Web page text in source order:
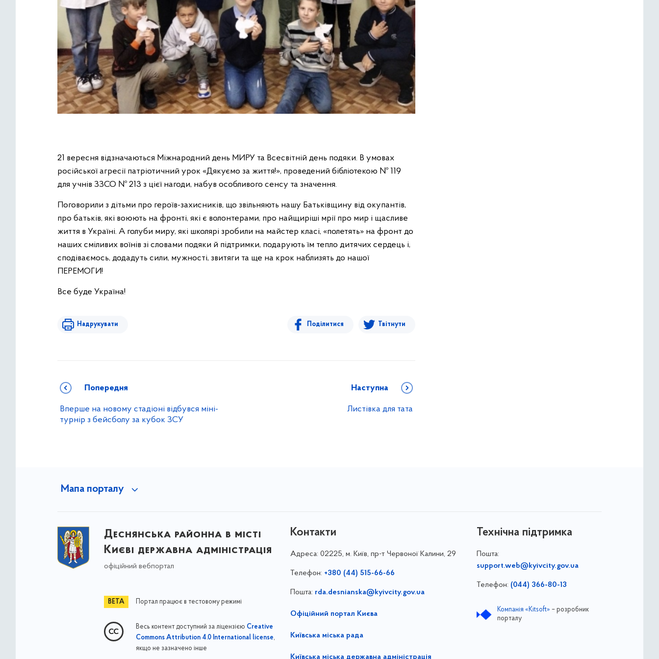
21 вересня відзначаються Міжнародний день МИРУ та Всесвітній день подяки. В умовах
російської агресії патріотичний урок «Дякуємо за життя!», проведений бібліотекою № 119
для учнів ЗЗСО № 213 з цієї нагоди, набув особливого сенсу та значення.
Поговорили з дітьми про героїв-захисників, що звільняють нашу Батьківщину від окупантів,
про батьків, які воюють на фронті, які є волонтерами, про найщиріші мрії про мир і щасливе
життя в Україні. А голуби миру, які школярі зробили на майстер класі, «полетять» на фронт до
наших сміливих воїнів зі словами подяки й підтримки, подарують їм тепло дитячих сердець і,
сподіваємось, додадуть сили, мужності, звитяги та ще на крок наблизять до нашої
ПЕРЕМОГИ!
Все буде Україна!
Надрукувати Поділитися Твітнути
Попередня
Вперше на новому стадіоні відбувся міні-
турнір з бейсболу за кубок ЗСУ
Наступна
Листівка для тата
Мапа порталу
Деснянська районна в місті
Києві державна адміністрація
офіційний вебпортал
Портал працює в тестовому режимі
Весь контент доступний за ліцензією Creative
Commons Attribution 4.0 International license,
якщо не зазначено інше
Контакти
Адреса: 02225, м. Київ, пр-т Червоної Калини, 29
Телефон: +380 (44) 515-66-66
Пошта: rda.desnianska@kyivcity.gov.ua
Офіційний портал Києва
Київська міська рада
Київська міська державна адміністрація
Технічна підтримка
Пошта:
support.web@kyivcity.gov.ua
Телефон: (044) 366-80-13
Компанія «Kitsoft» – розробник
порталу